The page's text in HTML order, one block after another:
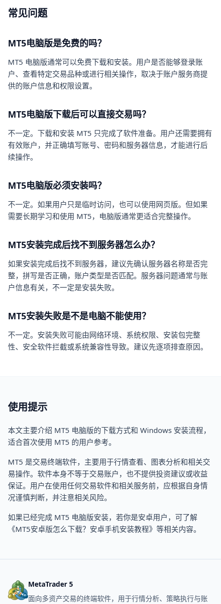
常见问题
MT5电脑版是免费的吗？
MT5 电脑版通常可以免费下载和安装。用户是否能够登录账
户、查看特定交易品种或进行相关操作，取决于账户服务商提
供的账户信息和权限设置。
MT5电脑版下载后可以直接交易吗？
不一定。下载和安装 MT5 只完成了软件准备。用户还需要拥有
有效账户，并正确填写账号、密码和服务器信息，才能进行后
续操作。
MT5电脑版必须安装吗？
不一定。如果用户只是临时访问，也可以使用网页版。但如果
需要长期学习和使用 MT5，电脑版通常更适合完整操作。
MT5安装完成后找不到服务器怎么办？
如果安装完成后找不到服务器，建议先确认服务器名称是否完
整，拼写是否正确，账户类型是否匹配。服务器问题通常与账
户信息有关，不一定是安装失败。
MT5安装失败是不是电脑不能使用？
不一定。安装失败可能由网络环境、系统权限、安装包完整
性、安全软件拦截或系统兼容性导致。建议先逐项排查原因。
使用提示
本文主要介绍 MT5 电脑版的下载方式和 Windows 安装流程，
适合首次使用 MT5 的用户参考。
MT5 是交易终端软件，主要用于行情查看、图表分析和相关交
易操作。软件本身不等于交易账户，也不提供投资建议或收益
保证。用户在使用任何交易软件和相关服务前，应根据自身情
况谨慎判断，并注意相关风险。
如果已经完成 MT5 电脑版安装，若你是安卓用户，可了解
《MT5安卓版怎么下载？安卓手机安装教程》等相关内容。
MetaTrader 5
面向多资产交易的终端软件，用于行情分析、策略执行与账